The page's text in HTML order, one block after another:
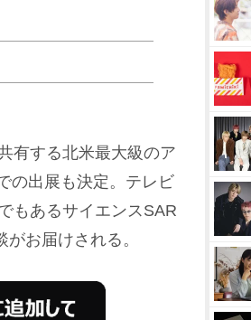
有する北米最大級のア
の出展も決定。テレビ
もあるサイエンスSAR
お届けされる。